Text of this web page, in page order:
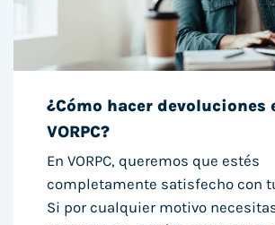
¿Cómo hacer devoluciones
VORPC?
En VORPC, queremos que estés
completamente satisfecho con
Si por cualquier motivo